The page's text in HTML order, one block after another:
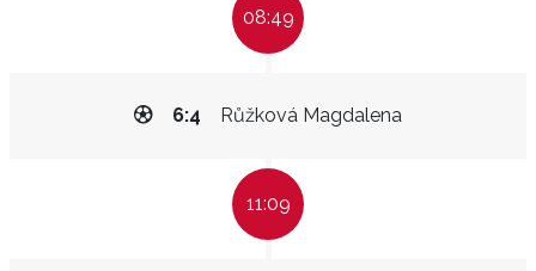
08:49
Růžková Magdalena
6:4
11:09